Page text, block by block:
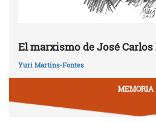
El marxismo de José
Yuri Martins-Fontes
MEMORIA